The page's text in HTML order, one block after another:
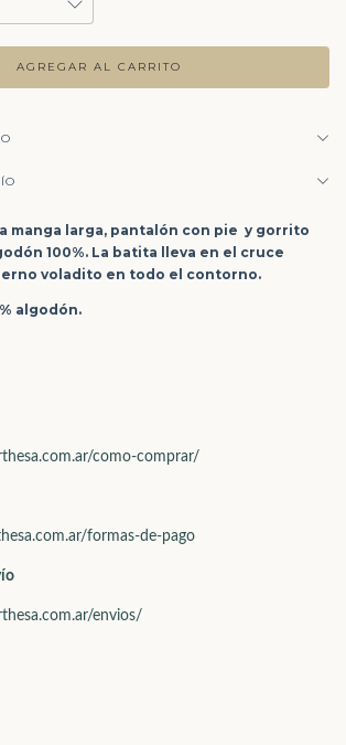
manga larga, pantalón con pie y gorrito
100%. La batita lleva en el cruce
voladito en todo el contorno.
algodón.
como-comprar/
formas-de-pago
envios/